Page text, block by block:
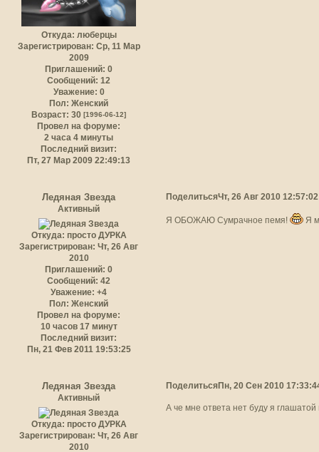
Откуда: люберцы
Зарегистрирован: Ср, 11 Мар
2009
Приглашений: 0
Сообщений: 12
Уважение: 0
Пол: Женский
Возраст: 30[1996-06-12]
Провел на форуме:
2 часа 4 минуты
Последний визит:
Пт, 27 Мар 2009 22:49:13
ПоделитьсяЧт, 26 Авг 2010 12:57:02
Ледяная Звезда
Активный
Откуда: просто ДУРКА
Зарегистрирован: Чт, 26 Авг
2010
Приглашений: 0
Сообщений: 42
Уважение: +4
Пол: Женский
Провел на форуме:
10 часов 17 минут
Последний визит:
Пн, 21 Фев 2011 19:53:25
Я ОБОЖАЮ Сумрачное пемя! Я
ПоделитьсяПн, 20 Сен 2010
Ледяная Звезда
Активный
Откуда: просто ДУРКА
Зарегистрирован: Чт, 26 Авг
2010
А че мне ответа нет буду я глашатой